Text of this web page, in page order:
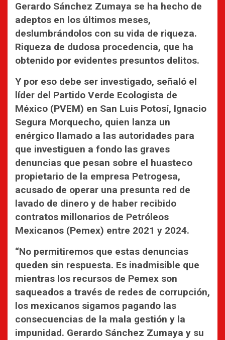
Gerardo Sánchez Zumaya se ha hecho de
adeptos en los últimos meses,
deslumbrándolos con su vida de riqueza.
Riqueza de dudosa procedencia, que ha
obtenido por evidentes presuntos delitos.
Y por eso debe ser investigado, señaló el
líder del Partido Verde Ecologista de
México (PVEM) en San Luis Potosí, Ignacio
Segura Morquecho, quien lanza un
enérgico llamado a las autoridades para
que investiguen a fondo las graves
denuncias que pesan sobre el huasteco
propietario de la empresa Petrogesa,
acusado de operar una presunta red de
lavado de dinero y de haber recibido
contratos millonarios de Petróleos
Mexicanos (Pemex) entre 2021 y 2024.
“No permitiremos que estas denuncias
queden sin respuesta. Es inadmisible que
mientras los recursos de Pemex son
saqueados a través de redes de corrupción,
los mexicanos sigamos pagando las
consecuencias de la mala gestión y la
impunidad. Gerardo Sánchez Zumaya y su